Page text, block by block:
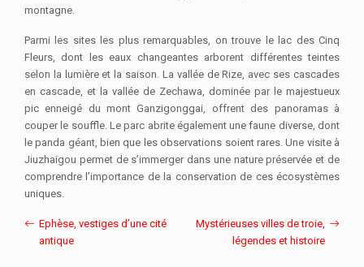
montagne.
Parmi les sites les plus remarquables, on trouve le lac des Cinq
Fleurs, dont les eaux changeantes arborent différentes teintes
selon la lumière et la saison. La vallée de Rize, avec ses cascades
en cascade, et la vallée de Zechawa, dominée par le majestueux
pic enneigé du mont Ganzigonggai, offrent des panoramas à
couper le souffle. Le parc abrite également une faune diverse, dont
le panda géant, bien que les observations soient rares. Une visite à
Jiuzhaigou permet de s’immerger dans une nature préservée et de
comprendre l’importance de la conservation de ces écosystèmes
uniques.
Ephèse, vestiges d’une cité
antique
Mystérieuses villes de troie,
légendes et histoire